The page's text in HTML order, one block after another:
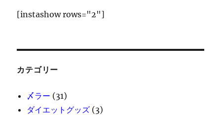
[instashow rows="2"]
カテゴリー
〆ラー (31)
ダイエットグッズ (3)